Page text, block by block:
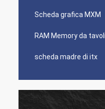
Scheda grafica MXM
RAM Memory da
scheda madre di itx